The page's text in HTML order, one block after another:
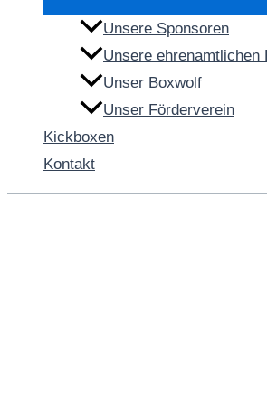
Unsere Sponsoren
Unsere ehrenamtlichen
Unser Boxwolf
Unser Förderverein
Kickboxen
Kontakt